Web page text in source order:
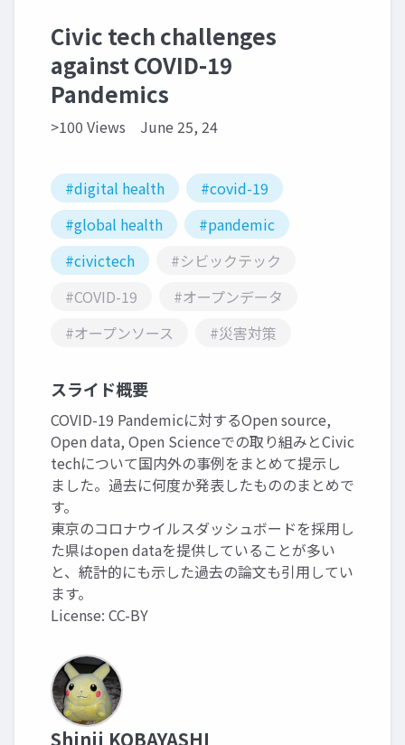
Civic tech challenges
against COVID-19
Pandemics
>100 Views June 25, 24
#digital health
#covid-19
#global health
#pandemic
#civictech
#シビックテック
#COVID-19
#オープンデータ
#オープンソース
#災害対策
スライド概要
COVID-19 Pandemicに対するOpen source,
Open data, Open Scienceでの取り組みとCivic
techについて国内外の事例をまとめて提示し
ました。過去に何度か発表したもののまとめで
す。
東京のコロナウイルスダッシュボードを採用し
た県はopen dataを提供していることが多い
と、統計的にも示した過去の論文も引用してい
ます。
License: CC-BY
Shinji KOBAYASHI